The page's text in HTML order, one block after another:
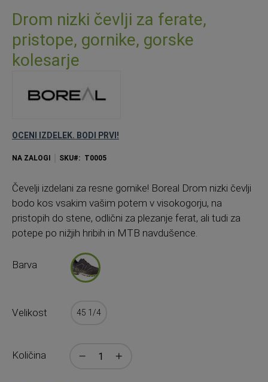
na
začetek
galerije
slik
Drom nizki čevlji za ferate,
pristope, gornike, gorske
kolesarje
OCENI IZDELEK. BODI PRVI!
NA ZALOGI SKU T0005
Čevelji izdelani za resne gornike! Boreal Drom nizki čevlji
bodo kos vsakim vašim potem v visokogorju, na
pristopih do stene, odlični za plezanje ferat, ali tudi za
potepe po nižjih hribih in MTB navdušence.
Barva
Velikost 45 1/4
Količina